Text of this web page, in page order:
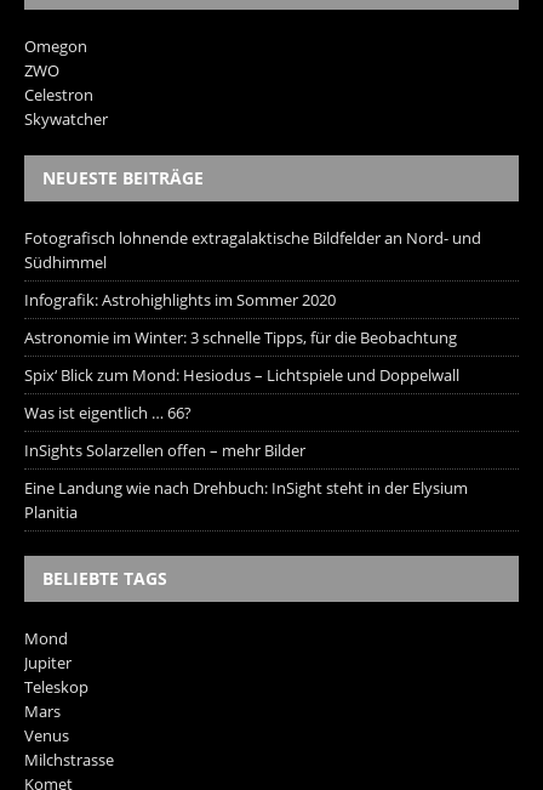
Omegon
ZWO
Celestron
Skywatcher
NEUESTE BEITRÄGE
Fotografisch lohnende extragalaktische Bildfelder an Nord- und
Südhimmel
Infografik: Astrohighlights im Sommer 2020
Astronomie im Winter: 3 schnelle Tipps, für die Beobachtung
Spix‘ Blick zum Mond: Hesiodus – Lichtspiele und Doppelwall
Was ist eigentlich … 66?
InSights Solarzellen offen – mehr Bilder
Eine Landung wie nach Drehbuch: InSight steht in der Elysium
Planitia
BELIEBTE TAGS
Mond
Jupiter
Teleskop
Mars
Venus
Milchstrasse
Komet